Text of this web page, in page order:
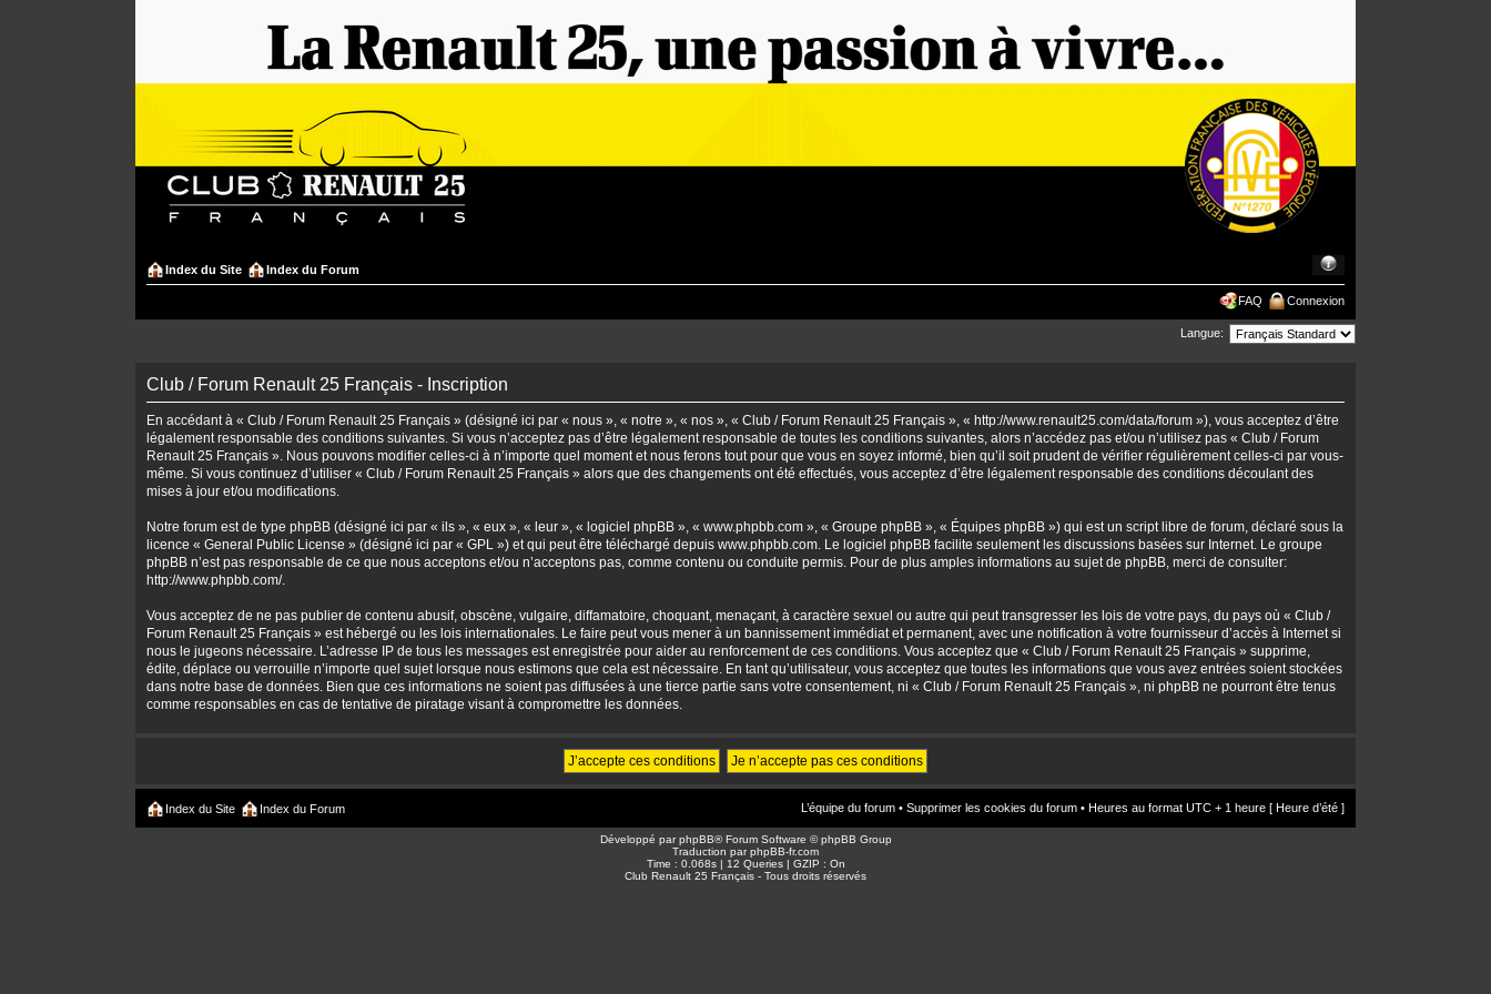
Index du Site Index du Forum
FAQ Connexion
Langue:
Club / Forum Renault 25 Français - Inscription
En accédant à « Club / Forum Renault 25 Français » (désigné ici par « nous », « notre », « nos », « Club / Forum Renault 25 Français », « http://www.renault25.com/data/forum »), vous acceptez d’être
légalement responsable des conditions suivantes. Si vous n’acceptez pas d’être légalement responsable de toutes les conditions suivantes, alors n’accédez pas et/ou n’utilisez pas « Club / Forum
Renault 25 Français ». Nous pouvons modifier celles-ci à n’importe quel moment et nous ferons tout pour que vous en soyez informé, bien qu’il soit prudent de vérifier régulièrement celles-ci par vous-
même. Si vous continuez d’utiliser « Club / Forum Renault 25 Français » alors que des changements ont été effectués, vous acceptez d’être légalement responsable des conditions découlant des
mises à jour et/ou modifications.
Notre forum est de type phpBB (désigné ici par « ils », « eux », « leur », « logiciel phpBB », « www.phpbb.com », « Groupe phpBB », « Équipes phpBB ») qui est un script libre de forum, déclaré sous la
licence « General Public License » (désigné ici par « GPL ») et qui peut être téléchargé depuis www.phpbb.com . Le logiciel phpBB facilite seulement les discussions basées sur Internet. Le groupe
phpBB n’est pas responsable de ce que nous acceptons et/ou n’acceptons pas, comme contenu ou conduite permis. Pour de plus amples informations au sujet de phpBB, merci de consulter:
http://www.phpbb.com/.
Vous acceptez de ne pas publier de contenu abusif, obscène, vulgaire, diffamatoire, choquant, menaçant, à caractère sexuel ou autre qui peut transgresser les lois de votre pays, du pays où « Club /
Forum Renault 25 Français » est hébergé ou les lois internationales. Le faire peut vous mener à un bannissement immédiat et permanent, avec une notification à votre fournisseur d’accès à Internet si
nous le jugeons nécessaire. L’adresse IP de tous les messages est enregistrée pour aider au renforcement de ces conditions. Vous acceptez que « Club / Forum Renault 25 Français » supprime,
édite, déplace ou verrouille n’importe quel sujet lorsque nous estimons que cela est nécessaire. En tant qu’utilisateur, vous acceptez que toutes les informations que vous avez entrées soient stockées
dans notre base de données. Bien que ces informations ne soient pas diffusées à une tierce partie sans votre consentement, ni « Club / Forum Renault 25 Français », ni phpBB ne pourront être tenus
comme responsables en cas de tentative de piratage visant à compromettre les données.
Index du Site Index du Forum L’équipe du forum • Supprimer les cookies du forum • Heures au format UTC + 1 heure [ Heure d’été ]
Développé parphpBB® Forum Software © phpBB Group
Traduction parphpBB-fr.com
Time : 0.068s | 12 Queries | GZIP : On
Club Renault 25 Français - Tous droits réservés